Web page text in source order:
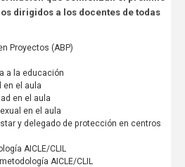
dirigidos a los docentes de todas
Proyectos (ABP)
a la educación
en el aula
en el aula
en el aula
y delegado de protección en centros
AICLE/CLIL
AICLE/CLIL